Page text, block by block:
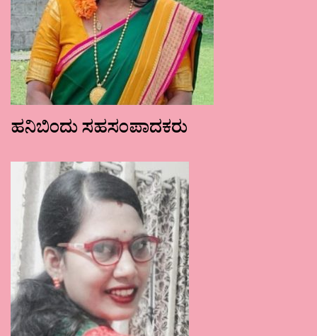
ಹನಿಬಿಂದು ಸಹಸಂಪಾದಕರು